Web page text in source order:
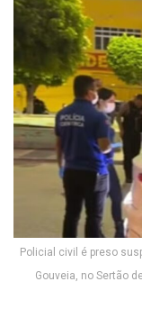
Policial civil é preso
Gouveia, no Sertão